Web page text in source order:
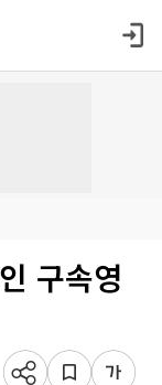
구속영